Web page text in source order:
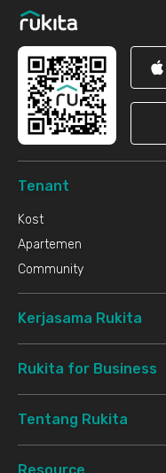
Tenant
Kost
Apartemen
Community
Kerjasama Rukita
Rukita for Business
Tentang Rukita